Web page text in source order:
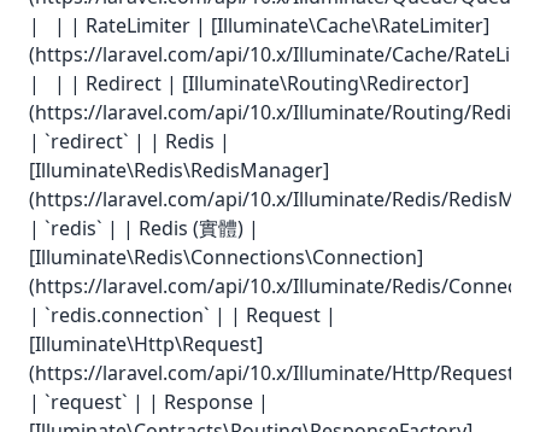
| | | RateLimiter | [Illuminate\Cache\RateLimiter]
(https://laravel.com/api/10.x/Illuminate/Cache/
| | | Redirect | [Illuminate\Routing\Redirector]
(https://laravel.com/api/10.x/Illuminate/Routing/
| `redirect` | | Redis |
[Illuminate\Redis\RedisManager]
(https://laravel.com/api/10.x/Illuminate/Redis/
| `redis` | | Redis (實體) |
[Illuminate\Redis\Connections\Connection]
(https://laravel.com/api/10.x/Illuminate/Redis/
| `redis.connection` | | Request |
[Illuminate\Http\Request]
(https://laravel.com/api/10.x/Illuminate/Http/
| `request` | | Response |